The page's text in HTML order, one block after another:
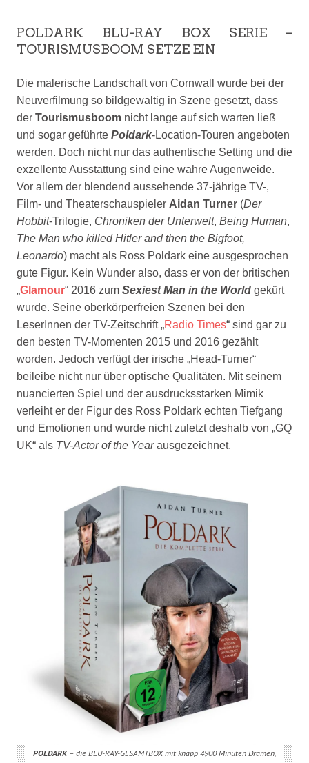
POLDARK BLU-RAY BOX SERIE –
TOURISMUSBOOM SETZE EIN
Die malerische Landschaft von Cornwall wurde bei der
Neuverfilmung so bildgewaltig in Szene gesetzt, dass
der Tourismusboom nicht lange auf sich warten ließ
und sogar geführte Poldark-Location-Touren angeboten
werden. Doch nicht nur das authentische Setting und die
exzellente Ausstattung sind eine wahre Augenweide.
Vor allem der blendend aussehende 37-jährige TV-,
Film- und Theaterschauspieler Aidan Turner (Der
Hobbit-Trilogie, Chroniken der Unterwelt, Being Human,
The Man who killed Hitler and then the Bigfoot,
Leonardo) macht als Ross Poldark eine ausgesprochen
gute Figur. Kein Wunder also, dass er von der britischen
„Glamour“ 2016 zum Sexiest Man in the World gekürt
wurde. Seine oberkörperfreien Szenen bei den
LeserInnen der TV-Zeitschrift „Radio Times“ sind gar zu
den besten TV-Momenten 2015 und 2016 gezählt
worden. Jedoch verfügt der irische „Head-Turner“
beileibe nicht nur über optische Qualitäten. Mit seinem
nuancierten Spiel und der ausdrucksstarken Mimik
verleiht er der Figur des Ross Poldark echten Tiefgang
und Emotionen und wurde nicht zuletzt deshalb von „GQ
UK“ als TV-Actor of the Yearausgezeichnet.
POLDARK– die BLU-RAY-GESAMTBOX mit knapp 4900 Minuten Dramen,